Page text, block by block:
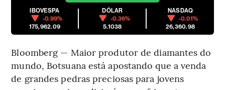
IBOVESPA
-0.99%
175,962.09
DÓLAR
-0.36%
5.1038
NASDAQ
-0.01%
26,360.98
Bloomberg — Maior produtor de diamantes do
mundo, Botsuana está apostando que a venda
de grandes pedras preciosas para jovens